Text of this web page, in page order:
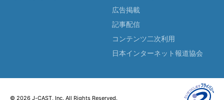
広告掲載
記事配信
コンテンツ二次利用
日本インターネット報道協会
© 2026 J-CAST, Inc. All Rights Reserved.